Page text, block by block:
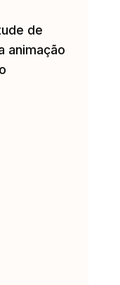
de
animação